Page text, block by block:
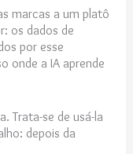
marcas a um platô
os dados de
por esse
onde a IA aprende
Trata-se de usá-la
depois da